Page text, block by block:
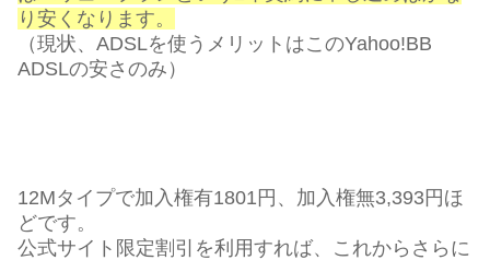
り安くなります。
（現状、ADSLを使うメリットはこのYahoo!BB
ADSLの安さのみ）
12Mタイプで加入権有1801円、加入権無3,393円ほ
どです。
公式サイト限定割引を利用すれば、これからさらに